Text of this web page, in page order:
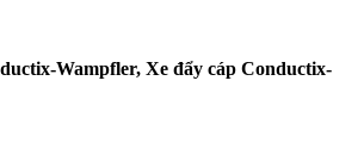
Wampfler, Xe đẩy cáp Conductix-